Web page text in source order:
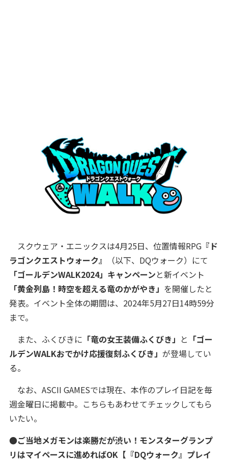
スクウェア・エニックスは4月25日、位置情報RPG『ド
ラゴンクエストウォーク』
（以下、DQウォーク）にて
「ゴールデンWALK2024」キャンペーンと新イベント
「黄金列島！時空を超える竜のかがやき」 を開催したと
発表。イベント全体の期間は、2024年5月27日14時59分
まで。
また、ふくびきに 「竜の女王装備ふくびき」 と 「ゴー
ルデンWALKおでかけ応援復刻ふくびき」 が登場してい
る。
なお、ASCII GAMESでは現在、本作のプレイ日記を毎
週金曜日に掲載中。こちらもあわせてチェックしてもら
いたい。
●ご当地メガモンは楽勝だが渋い！モンスターグランプ
リはマイペースに進めればOK【『DQウォーク』プレイ